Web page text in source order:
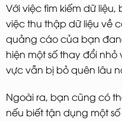
Với việc tìm kiếm dữ
việc thu thập dữ liệu về
quảng cáo của bạn
hiện một số thay đổi
vực vẫn bị bỏ quên lâu
Ngoài ra, bạn cũng có
nếu biết tận dụng một